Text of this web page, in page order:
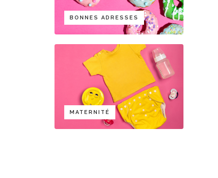
BONNES ADRESSES
MATERNITÉ